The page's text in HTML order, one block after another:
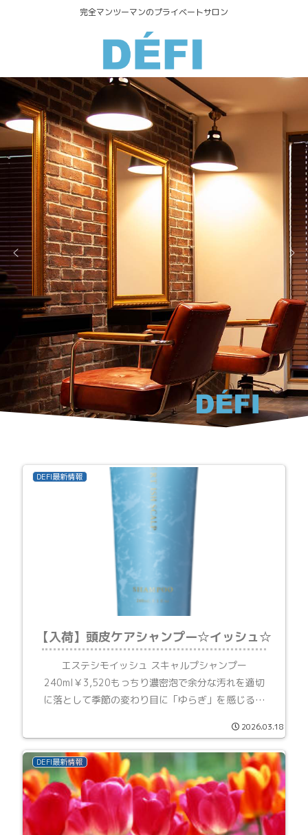
完全マンツーマンのプライベートサロン
DEFI最新情報
【入荷】頭皮ケアシャンプー☆イッシュ☆
エステシモイッシュ スキャルプシャンプー
240ml￥3,520もっちり濃密泡で余分な汚れを適切
に落として季節の変わり目に「ゆらぎ」を感じる頭
エステシモHPより販売前に、さっそく鹿島が使って
みまし...
2026.03.18
DEFI最新情報